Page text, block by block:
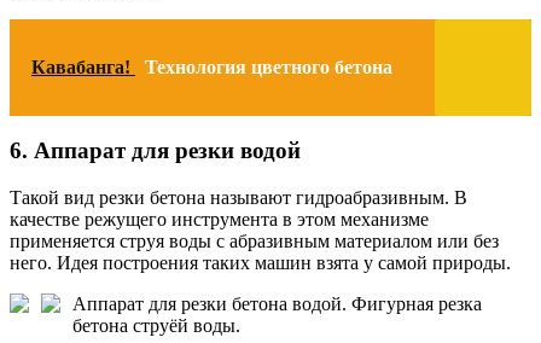
Кавабанга! Технология цветного бетона
6. Аппарат для резки водой
Такой вид резки бетона называют гидроабразивным. В
качестве режущего инструмента в этом механизме
применяется струя воды с абразивным материалом или без
него. Идея построения таких машин взята у самой природы.
Аппарат для резки бетона водой. Фигурная резка
бетона струёй воды.